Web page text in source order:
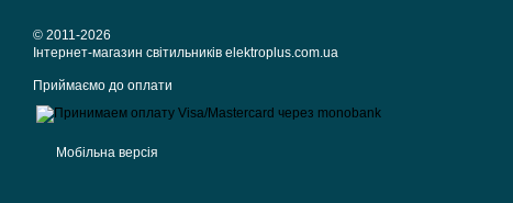
© 2011-2026
Iнтернет-магазин світильників elektroplus.com.ua
Приймаємо до оплати
Мобільна версія